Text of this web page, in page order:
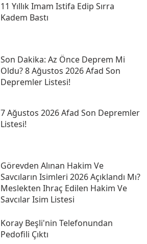
11 Yıllık Imam Istifa Edip Sırra
Kadem Bastı
Son Daki̇ka: Az Önce Deprem Mi
Oldu? 8 Ağustos 2026 Afad Son
Depremler Listesi!
7 Ağustos 2026 Afad Son Depremler
Listesi!
Görevden Alınan Hakim Ve
Savcıların Isimleri 2026 Açıklandı Mı?
Meslekten Ihraç Edilen Hakim Ve
Savcılar Isim Listesi
Koray Beşli'nin Telefonundan
Pedofili Çıktı